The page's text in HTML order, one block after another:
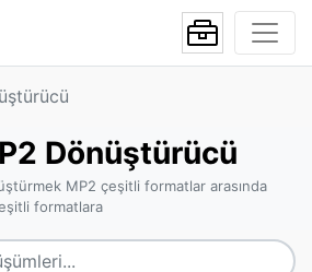
Dönüştürücü
MP2 çeşitli formatlar arasında
formatlara